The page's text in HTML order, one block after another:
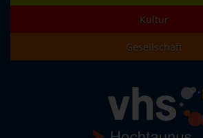
Kultur
Gesellschaft